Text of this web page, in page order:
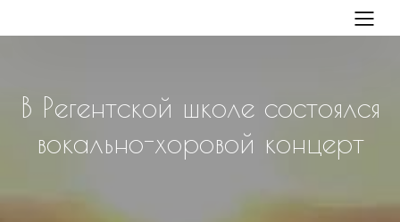
В Регентской школе состоялся
вокально-хоровой концерт